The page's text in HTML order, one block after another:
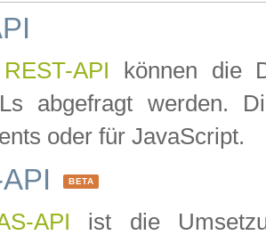
REST-API können die
abgefragt werden.
oder für JavaScript.
BETA
API ist die